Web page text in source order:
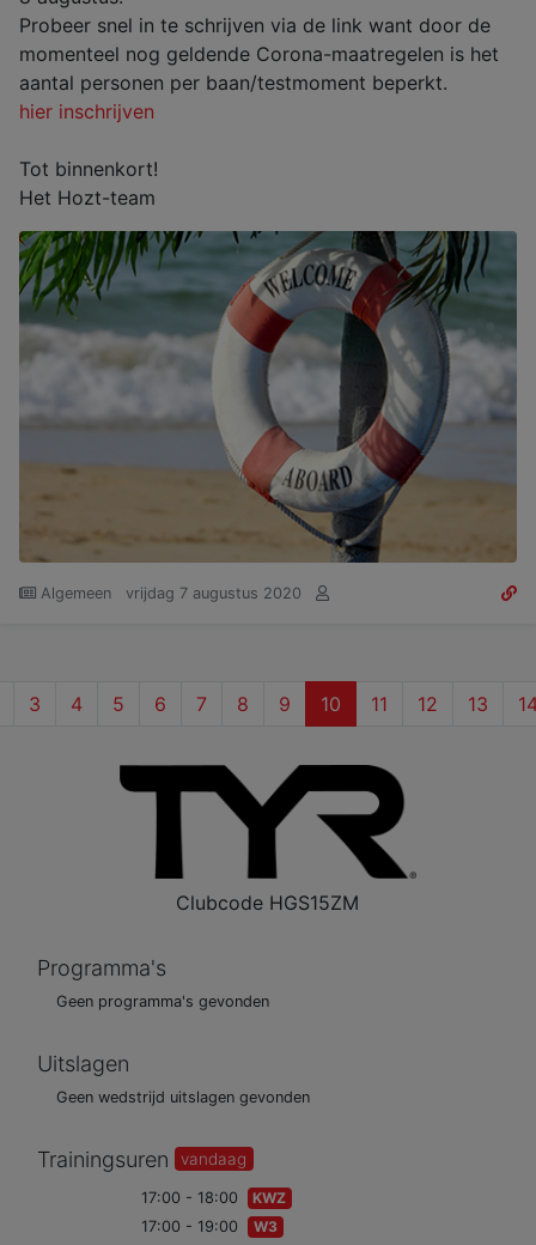
Probeer snel in te schrijven via de link want door de
momenteel nog geldende Corona-maatregelen is het
aantal personen per baan/testmoment beperkt.
hier inschrijven
Tot binnenkort!
Het Hozt-team
Algemeen vrijdag 7 augustus 2020
3 4 5 6 7 8 9 10(current)
11 12 13
Clubcode HGS15ZM
Programma's
Geen programma's gevonden
Uitslagen
Geen wedstrijd uitslagen gevonden
Trainingsuren vandaag
17:00 - 18:00
KWZ
17:00 - 19:00
W3